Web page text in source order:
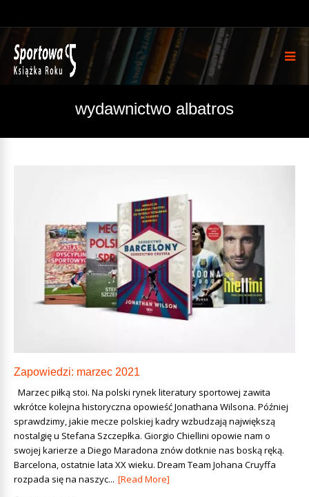
wydawnictwo albatros
Zapowiedzi: marzec 2021
Marzec piłką stoi. Na polski rynek literatury sportowej zawita
wkrótce kolejna historyczna opowieść Jonathana Wilsona. Później
sprawdzimy, jakie mecze polskiej kadry wzbudzają największą
nostalgię u Stefana Szczepłka. Giorgio Chiellini opowie nam o
swojej karierze a Diego Maradona znów dotknie nas boską ręką.
Barcelona, ostatnie lata XX wieku. Dream Team Johana Cruyffa
rozpada się na naszyc... [Read More]